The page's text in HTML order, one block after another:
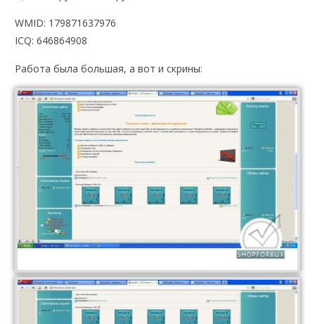
WMID: 179871637976
ICQ: 646864908
Работа была большая, а вот и скрины: